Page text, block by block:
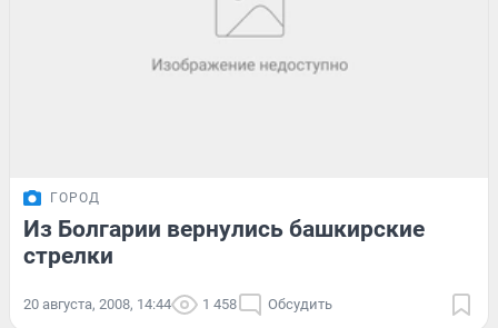
ГОРОД
Из Болгарии вернулись башкирские
стрелки
20 августа, 2008, 14:44 1 458 Обсудить